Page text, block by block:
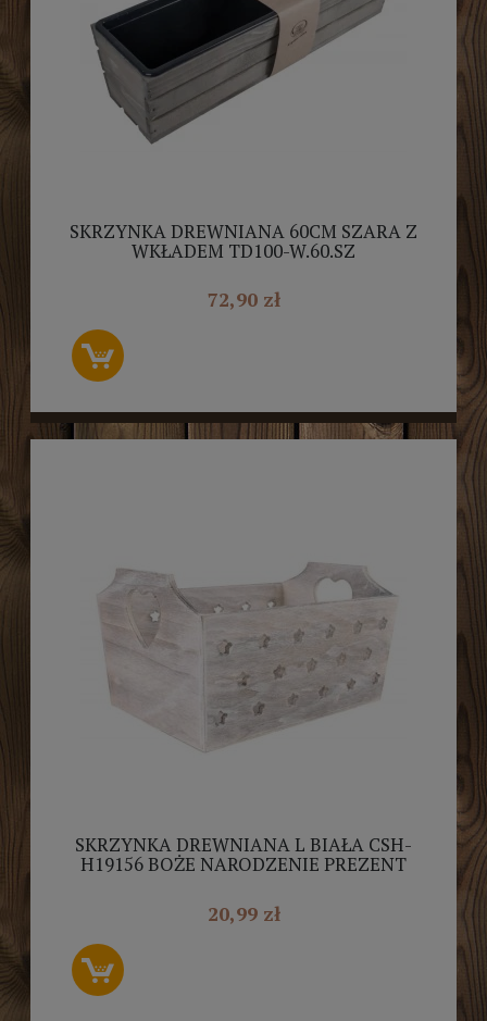
SKRZYNKA DREWNIANA 60CM SZARA Z
WKŁADEM TD100-W.60.SZ
72,90 zł
SKRZYNKA DREWNIANA L BIAŁA CSH-
H19156 BOŻE NARODZENIE PREZENT
20,99 zł